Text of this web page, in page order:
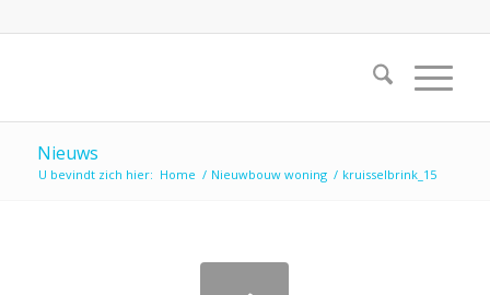
Nieuws
U bevindt zich hier: Home / Nieuwbouw woning / kruisselbrink_15